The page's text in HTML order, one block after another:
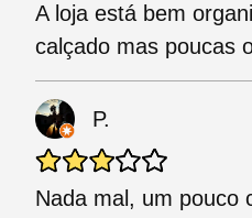
A loja está bem
calçado mas poucas
P.
Nada mal, um pouco